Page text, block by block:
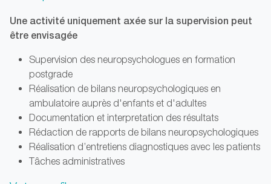
Une activité uniquement axée sur la supervision peut
être envisagée
Supervision des neuropsychologues en formation
postgrade
Réalisation de bilans neuropsychologiques en
ambulatoire auprès d'enfants et d'adultes
Documentation et interpretation des résultats
Rédaction de rapports de bilans neuropsychologiques
Réalisation d’entretiens diagnostiques avec les patients
Tâches administratives